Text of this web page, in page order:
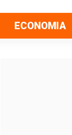
ECONOMIA